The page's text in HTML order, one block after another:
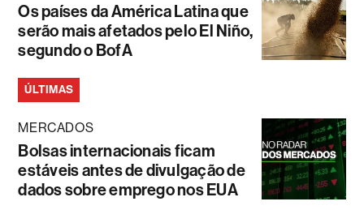
Os países da América Latina que
serão mais afetados pelo El Niño,
segundo o BofA
ÚLTIMAS
MERCADOS
Bolsas internacionais ficam
estáveis antes de divulgação de
dados sobre emprego nos EUA